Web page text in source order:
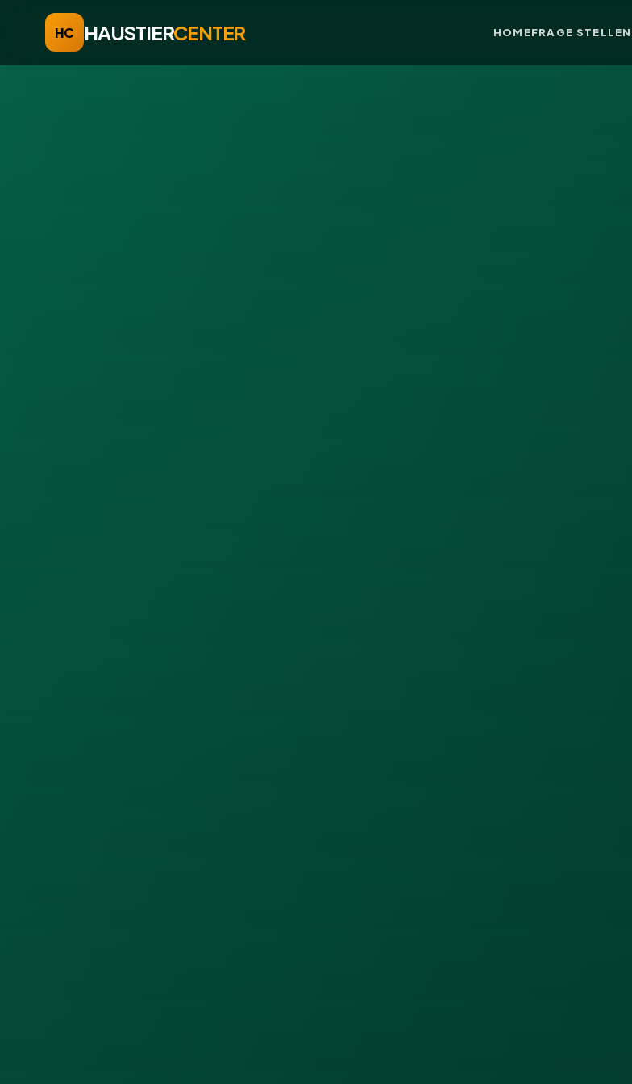
HC HAUSTIERCENTER HOMEFRAGE STELLEN